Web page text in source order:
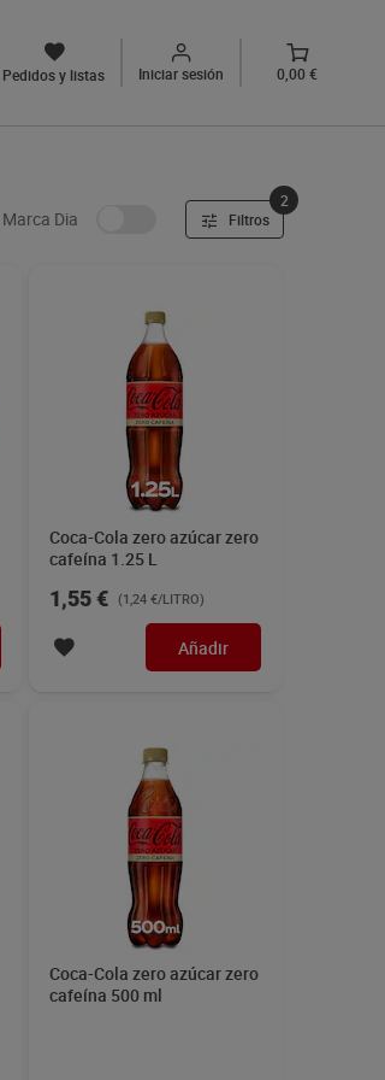
Pedidos y listas Iniciar sesión 0,00 €
Marca Dia Filtros
2
Coca-Cola zero azúcar zero
cafeína 1.25 L
1,55 € (1,24 €/LITRO)
Añadir
Coca-Cola zero azúcar zero
cafeína 500 ml